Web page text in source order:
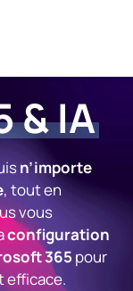
& IA
n’importe
, tout en
vous
configuration
365 pour
efficace.